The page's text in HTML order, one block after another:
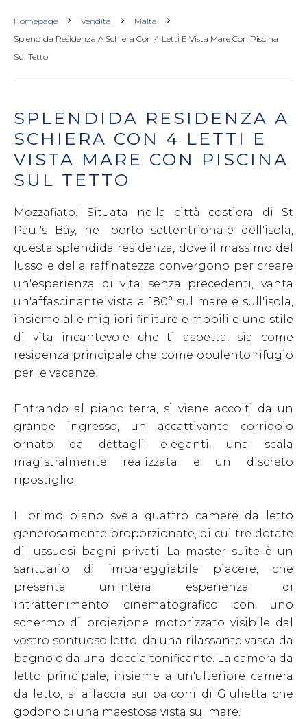
Homepage Vendita
Malta
Splendida Residenza A Schiera Con 4 Letti E Vista Mare Con Piscina
Sul Tetto
SPLENDIDA RESIDENZA A
SCHIERA CON 4 LETTI E
VISTA MARE CON PISCINA
SUL TETTO
Mozzafiato! Situata nella città costiera di St
Paul's Bay, nel porto settentrionale dell'isola,
questa splendida residenza, dove il massimo del
lusso e della raffinatezza convergono per creare
un'esperienza di vita senza precedenti, vanta
un'affascinante vista a 180° sul mare e sull'isola,
insieme alle migliori finiture e mobili e uno stile
di vita incantevole che ti aspetta, sia come
residenza principale che come opulento rifugio
per le vacanze.
Entrando al piano terra, si viene accolti da un
grande ingresso, un accattivante corridoio
ornato da dettagli eleganti, una scala
magistralmente realizzata e un discreto
ripostiglio.
Il primo piano svela quattro camere da letto
generosamente proporzionate, di cui tre dotate
di lussuosi bagni privati. La master suite è un
santuario di impareggiabile piacere, che
presenta un'intera esperienza di
intrattenimento cinematografico con uno
schermo di proiezione motorizzato visibile dal
vostro sontuoso letto, da una rilassante vasca da
bagno o da una doccia tonificante. La camera da
letto principale, insieme a un'ulteriore camera
da letto, si affaccia sui balconi di Giulietta che
godono di una maestosa vista sul mare.